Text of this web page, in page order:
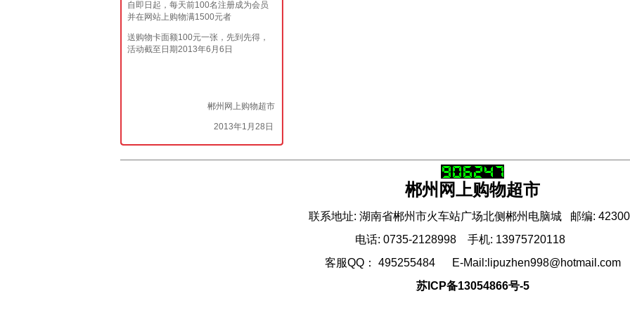
自即日起，每天前100名注册成为会员
并在网站上购物满1500元者
送购物卡面额100元一张，先到先得，
活动截至日期2013年6月6日
郴州网上购物超市
2013年1月28日
郴州网上购物超市
联系地址: 湖南省郴州市火车站广场北侧郴州电脑城 邮编:
电话: 0735-2128998 手机: 13975720118
客服QQ： 495255484 E-Mail:lipuzhen998@hotmail.com
苏ICP备13054866号-5